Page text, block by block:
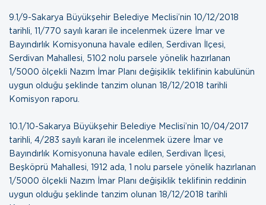
9.1/9-Sakarya Büyükşehir Belediye Meclisi’nin 10/12/2018
tarihli, 11/770 sayılı kararı ile incelenmek üzere İmar ve
Bayındırlık Komisyonuna havale edilen, Serdivan İlçesi,
Serdivan Mahallesi, 5102 nolu parsele yönelik hazırlanan
1/5000 ölçekli Nazım İmar Planı değişiklik teklifinin kabulünün
uygun olduğu şeklinde tanzim olunan 18/12/2018 tarihli
Komisyon raporu
10.1/10-Sakarya Büyükşehir Belediye Meclisi’nin 10/04/2017
tarihli, 4/283 sayılı kararı ile incelenmek üzere İmar ve
Bayındırlık Komisyonuna havale edilen, Serdivan İlçesi,
Beşköprü Mahallesi, 1912 ada, 1 nolu parsele yönelik hazırlanan
1/5000 ölçekli Nazım İmar Planı değişiklik teklifinin reddinin
uygun olduğu şeklinde tanzim olunan 18/12/2018 tarihli